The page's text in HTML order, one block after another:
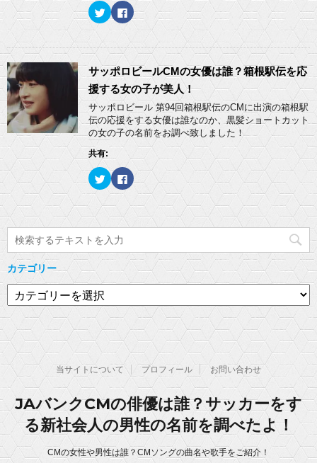
い
ウ
ィ
ン
ド
ウ
で
開
き
す
し
て
く
さ
い
新
し
ウ
ン
ド
ウ
で
ま
す
ク
リ
し
て
w
t
e
r
で
共
有
新
し
い
ウ
ィ
ン
ド
開
き
ま
F
a
b
k
で
共
有
す
る
に
は
ク
ク
し
て
く
さ
新
ウ
ド
開
す
サッポロビールCMの女優は誰？箱根駅伝を応
援する女の子が美人！
サッポロビール 第94回箱根駅伝のCMに出演の箱根駅
伝の応援をする女優は誰なのか、黒髪ショートカット
の女の子の名前をお調べ致しました！
共有:
ク
リ
ッ
て
T
w
i
t
t
e
で
有
新
し
ィ
ン
ド
ウ
で
開
き
ま
す
)
F
a
b
o
共
有
に
ク
ク
く
だ
い
新
し
い
ウ
ィ
ド
ウ
カテゴリー
テ
ゴ
リ
当サイトについて プロフィール お問い合わせ
JAバンクCMの俳優は誰？サッカーをす
る新社会人の男性の名前を調べたよ！
CMの女性や男性は誰？CMソングの曲名や歌手をご紹介！